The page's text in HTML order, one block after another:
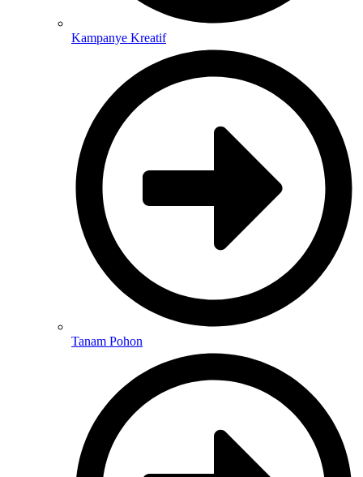
Kampanye Kreatif
Tanam Pohon